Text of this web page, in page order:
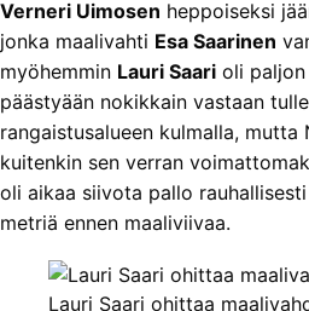
Verneri Uimosen heppoiseksi
jonka maalivahti Esa Saarinen
myöhemmin Lauri Saari oli paljon
päästyään nokikkain vastaan
rangaistusalueen kulmalla,
kuitenkin sen verran
oli aikaa siivota pallo
metriä ennen maaliviivaa.
Lauri Saari ohittaa